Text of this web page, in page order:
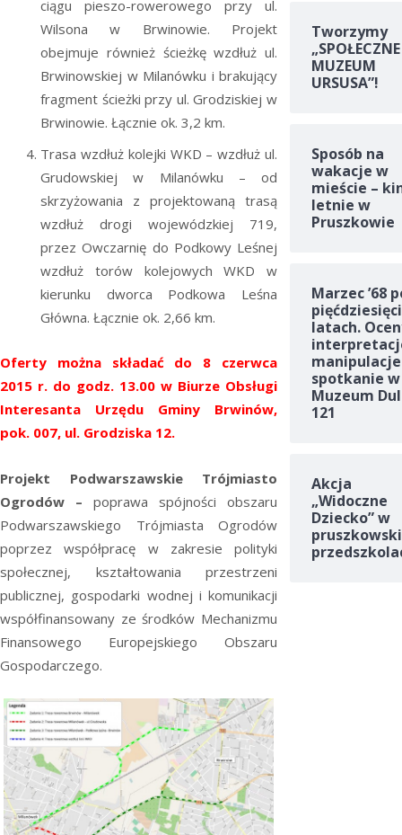
ciągu pieszo-rowerowego przy ul.
Wilsona w Brwinowie. Projekt
obejmuje również ścieżkę wzdłuż ul.
Brwinowskiej w Milanówku i brakujący
fragment ścieżki przy ul. Grodziskiej w
Brwinowie. Łącznie ok. 3,2 km.
Trasa wzdłuż kolejki WKD – wzdłuż ul.
Grudowskiej w Milanówku – od
skrzyżowania z projektowaną trasą
wzdłuż drogi wojewódzkiej 719,
przez Owczarnię do Podkowy Leśnej
wzdłuż torów kolejowych WKD w
kierunku dworca Podkowa Leśna
Główna. Łącznie ok. 2,66 km.
Oferty można składać do 8 czerwca
2015 r. do godz. 13.00 w Biurze Obsługi
Interesanta Urzędu Gminy Brwinów,
pok. 007, ul. Grodziska 12.
Projekt Podwarszawskie Trójmiasto
Ogrodów – poprawa spójności obszaru
Podwarszawskiego Trójmiasta Ogrodów
poprzez współpracę w zakresie polityki
społecznej, kształtowania przestrzeni
publicznej, gospodarki wodnej i komunikacji
współfinansowany ze środków Mechanizmu
Finansowego Europejskiego Obszaru
Gospodarczego.
Tworzymy
„SPOŁECZNE
MUZEUM
URSUSA”!
Sposób na
wakacje w
mieście –
letnie w
Pruszkowie
Marzec ’68
latach.
spotkanie w
Muzeum
121
Akcja
„Widoczne
Dziecko” w